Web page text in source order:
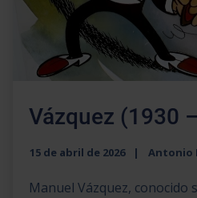
Vázquez (1930
15 de abril de 2026 Antonio
Manuel Vázquez, conocido